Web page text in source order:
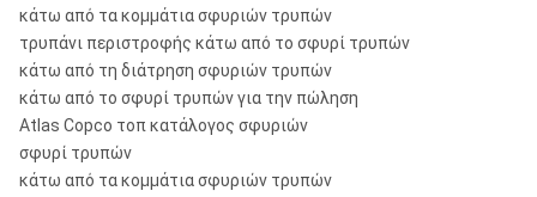
κάτω από τα κομμάτια σφυριών τρυπών
τρυπάνι περιστροφής κάτω από το σφυρί τρυπών
κάτω από τη διάτρηση σφυριών τρυπών
κάτω από το σφυρί τρυπών για την πώληση
Atlas Copco τοπ κατάλογος σφυριών
σφυρί τρυπών
κάτω από τα κομμάτια σφυριών τρυπών